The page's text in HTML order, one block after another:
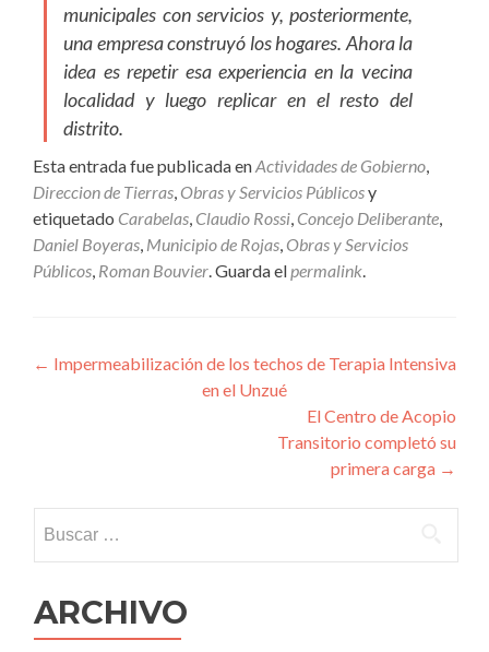
municipales con servicios y, posteriormente,
una empresa construyó los hogares. Ahora la
idea es repetir esa experiencia en la vecina
localidad y luego replicar en el resto del
distrito.
Esta entrada fue publicada enActividades de Gobierno,
Direccion de Tierras, Obras y Servicios Públicosy
etiquetado Carabelas, Claudio Rossi, Concejo Deliberante,
Daniel Boyeras, Municipio de Rojas, Obras y Servicios
Públicos, Roman Bouvier. Guarda elpermalink.
Navegación
← Impermeabilización de los techos de Terapia Intensiva
en el Unzué
El Centro de Acopio
Transitorio completó su
primera carga →
ARCHIVO